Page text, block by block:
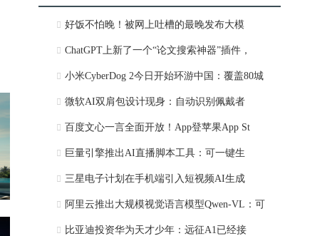
好饭不怕晚！被网上吐槽的最晚发布大模
ChatGPT上新了一个“论文搜索神器”插件，
小米CyberDog 2今日开始环游中国：覆盖80城
微软AI双肩包设计现身：自动识别佩戴者
百度文心一言全面开放！App登苹果App St
巨量引擎推出AI直播脚本工具：可一键生
三星电子计划在手机端引入短视频AI生成
阿里云推出大规模视觉语言模型Qwen-VL：可
比亚迪投资华为天才少年：远征A1已经接